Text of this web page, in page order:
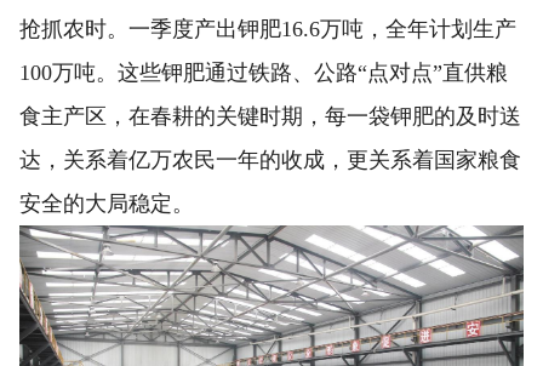
抢抓农时。一季度产出钾肥16.6万吨，全年计划生产
100万吨。这些钾肥通过铁路、公路“点对点”直供粮
食主产区，在春耕的关键时期，每一袋钾肥的及时送
达，关系着亿万农民一年的收成，更关系着国家粮食
安全的大局稳定。